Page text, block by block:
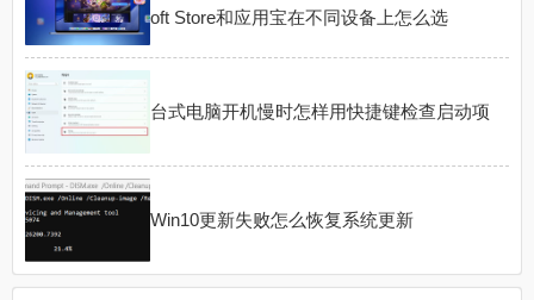
oft Store和应用宝在不同设备上怎么选
台式电脑开机慢时怎样用快捷键检查启动项
Win10更新失败怎么恢复系统更新